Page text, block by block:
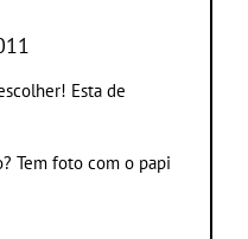
Esta de
Tem foto com o papi